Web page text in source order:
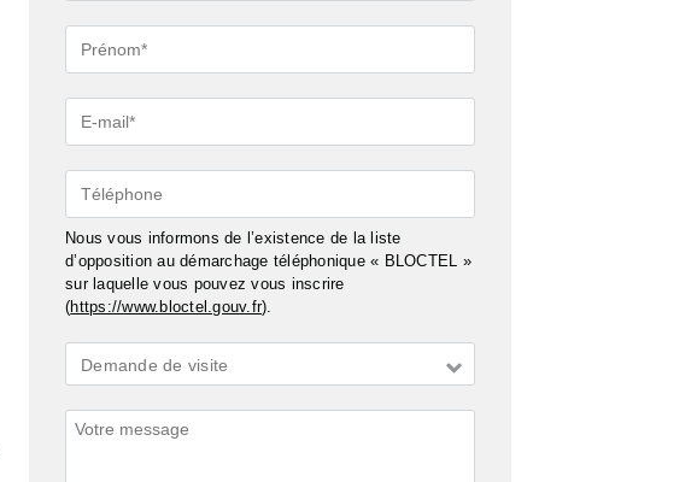
Prénom*
E-
mail*
Téléphone
Nous vous informons de l’existence de la liste
d’opposition au démarchage téléphonique « BLOCTEL »
sur laquelle vous pouvez vous inscrire
(https://www.bloctel.gouv.fr).
Demande
*
Demande de visite
Commentaires